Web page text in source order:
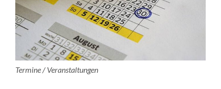
Termine / Veranstaltungen